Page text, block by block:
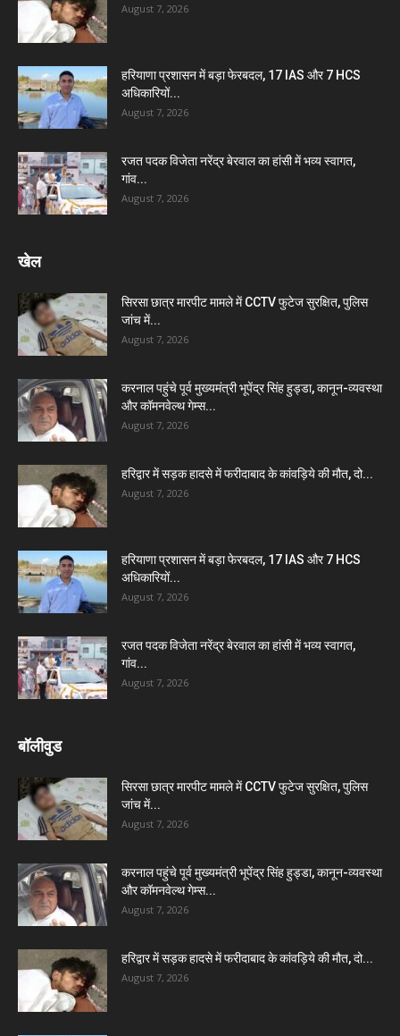
August 7, 2026
हरियाणा प्रशासन में बड़ा फेरबदल, 17 IAS और 7 HCS
अधिकारियों...
August 7, 2026
रजत पदक विजेता नरेंद्र बेरवाल का हांसी में भव्य स्वागत,
गांव...
August 7, 2026
खेल
सिरसा छात्र मारपीट मामले में CCTV फुटेज सुरक्षित, पुलिस
जांच में...
August 7, 2026
करनाल पहुंचे पूर्व मुख्यमंत्री भूपेंद्र सिंह हुड्डा, कानून-व्यवस्था
और कॉमनवेल्थ गेम्स...
August 7, 2026
हरिद्वार में सड़क हादसे में फरीदाबाद के कांवड़िये की मौत, दो...
August 7, 2026
हरियाणा प्रशासन में बड़ा फेरबदल, 17 IAS और 7 HCS
अधिकारियों...
August 7, 2026
रजत पदक विजेता नरेंद्र बेरवाल का हांसी में भव्य स्वागत,
गांव...
August 7, 2026
बॉलीवुड
सिरसा छात्र मारपीट मामले में CCTV फुटेज सुरक्षित, पुलिस
जांच में...
August 7, 2026
करनाल पहुंचे पूर्व मुख्यमंत्री भूपेंद्र सिंह हुड्डा, कानून-व्यवस्था
और कॉमनवेल्थ गेम्स...
August 7, 2026
हरिद्वार में सड़क हादसे में फरीदाबाद के कांवड़िये की मौत, दो...
August 7, 2026